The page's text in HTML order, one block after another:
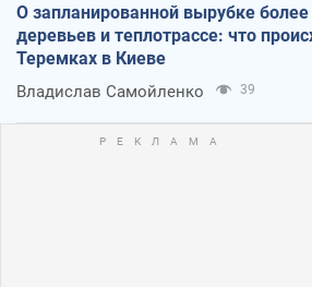
О запланированной вырубке более
деревьев и теплотрассе: что
Теремках в Киеве
Владислав Самойленко 39